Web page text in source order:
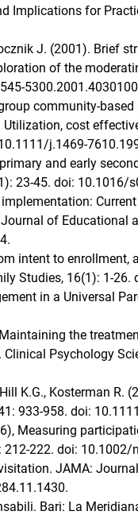
Implications for
J. (2001). Brief
of the
community-
cost
j.1469-
and early
23-45. doi: 10.1016/
of Educational
intent to enrollment,
Studies, 16(1): 1-
in a Universal
the
Psychology
K.G., Kosterman R.
933-958. doi:
Measuring
222. doi: 10.1002/
JAMA:
Bari: La